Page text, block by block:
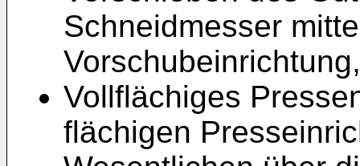
Schneidmesser
Vorschubeinrichtung,
Vollflächiges
flächigen